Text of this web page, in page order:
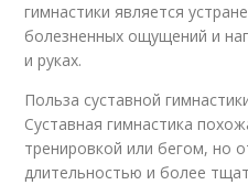
гимнастики является
болезненных ощущений и
и руках.
Польза суставной
Суставная гимнастика
тренировкой или бегом, но
длительностью и более